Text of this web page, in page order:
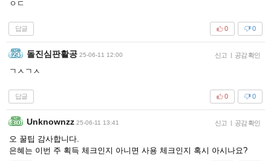
ㅇㄷ
답글 0
0
돌진심판활공 25-06-11 12:00 신고 | 공감 확인
ㄱㅅㄱㅅ
답글 0
0
Unknownzz 25-06-11 13:41 신고 | 공감 확인
오 꿀팁 감사합니다.
은혜는 이번 주 획득 체크인지 아니면 사용 체크인지 혹시 아시나요?